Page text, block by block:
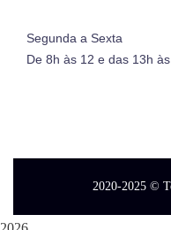
Segunda a Sexta
De 8h às 12 e das 13h
2020-2025©